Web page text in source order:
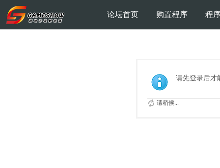
论坛首页 购置程序 程
请先登录后才
请稍候...